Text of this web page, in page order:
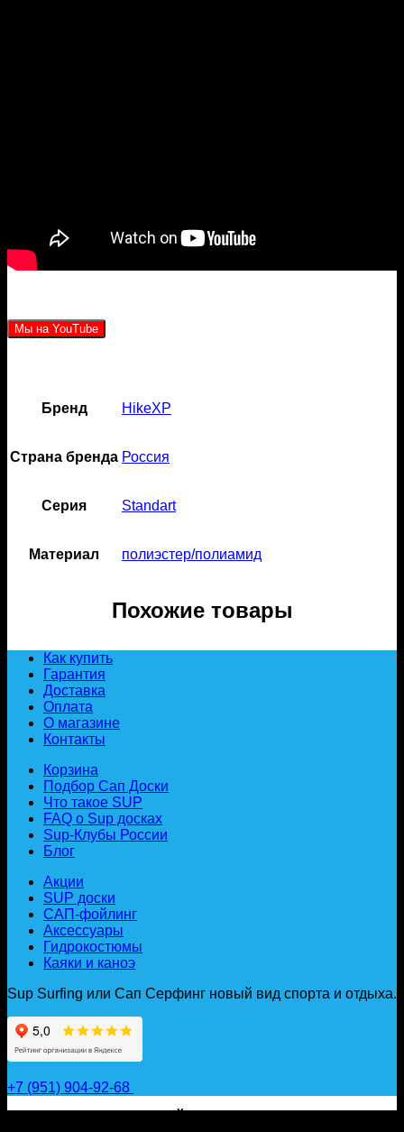
Мы на YouTube
Бренд HikeXP
Страна бренда Россия
Серия Standart
Материал полиэстер/полиамид
Похожие товары
Как купить
Гарантия
Доставка
Оплата
О магазине
Контакты
Корзина
Подбор Сап Доски
Что такое SUP
FAQ о Sup досках
Sup-Клубы России
Блог
Акции
SUP доски
САП-фойлинг
Аксессуары
Гидрокостюмы
Каяки и каноэ
Sup Surfing или Сап Серфинг новый вид спорта и отдыха.
+7 (951) 904-92-68